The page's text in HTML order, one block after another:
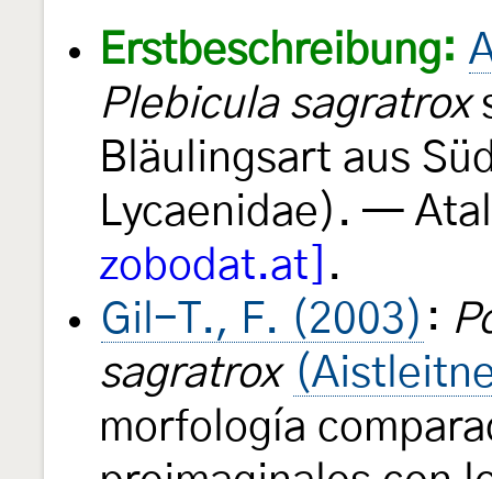
Erstbeschreibung:
Plebicula sagratrox
Bläulingsart aus
Lycaenidae). —
zobodat.at] .
Gil-T., F. (2003) :
sagratrox
morfología